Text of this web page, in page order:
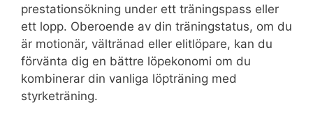
prestationsökning under ett träningspass eller
ett lopp. Oberoende av din träningstatus, om du
är motionär, vältränad eller elitlöpare, kan du
förvänta dig en bättre löpekonomi om du
kombinerar din vanliga löpträning med
styrketräning.